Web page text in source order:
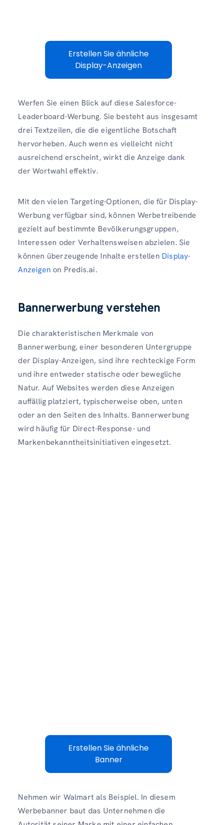
Erstellen Sie ähnliche
Display-Anzeigen
Werfen Sie einen Blick auf diese Salesforce-
Leaderboard-Werbung. Sie besteht aus insgesamt
drei Textzeilen, die die eigentliche Botschaft
hervorheben. Auch wenn es vielleicht nicht
ausreichend erscheint, wirkt die Anzeige dank
der Wortwahl effektiv.
Mit den vielen Targeting-Optionen, die für Display-
Werbung verfügbar sind, können Werbetreibende
gezielt auf bestimmte Bevölkerungsgruppen,
Interessen oder Verhaltensweisen abzielen. Sie
können überzeugende Inhalte erstellen Display-
Anzeigenon Predis.ai.
Bannerwerbung verstehen
Die charakteristischen Merkmale von
Bannerwerbung, einer besonderen Untergruppe
der Display-Anzeigen, sind ihre rechteckige Form
und ihre entweder statische oder bewegliche
Natur. Auf Websites werden diese Anzeigen
auffällig platziert, typischerweise oben, unten
oder an den Seiten des Inhalts. Bannerwerbung
wird häufig für Direct-Response- und
Markenbekanntheitsinitiativen eingesetzt.
Erstellen Sie ähnliche
Banner
Nehmen wir Walmart als Beispiel. In diesem
Werbebanner baut das Unternehmen die